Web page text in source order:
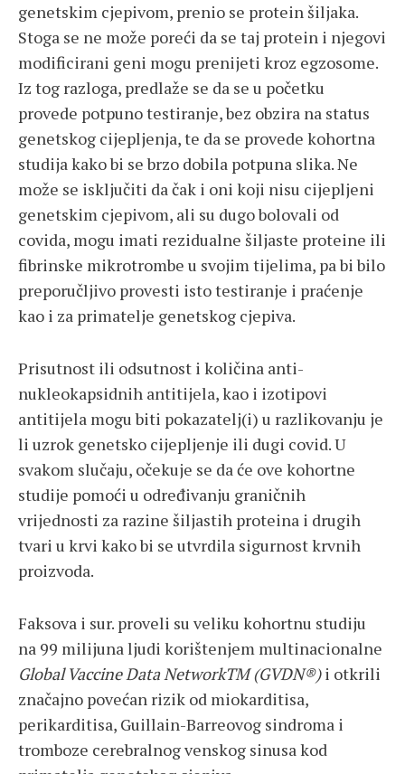
genetskim cjepivom, prenio se protein šiljaka.
Stoga se ne može poreći da se taj protein i njegovi
modificirani geni mogu prenijeti kroz egzosome.
Iz tog razloga, predlaže se da se u početku
provede potpuno testiranje, bez obzira na status
genetskog cijepljenja, te da se provede kohortna
studija kako bi se brzo dobila potpuna slika. Ne
može se isključiti da čak i oni koji nisu cijepljeni
genetskim cjepivom, ali su dugo bolovali od
covida, mogu imati rezidualne šiljaste proteine ​​ili
fibrinske mikrotrombe u svojim tijelima, pa bi bilo
preporučljivo provesti isto testiranje i praćenje
kao i za primatelje genetskog cjepiva.
Prisutnost ili odsutnost i količina anti-
nukleokapsidnih antitijela, kao i izotipovi
antitijela mogu biti pokazatelj(i) u razlikovanju je
li uzrok genetsko cijepljenje ili dugi covid. U
svakom slučaju, očekuje se da će ove kohortne
studije pomoći u određivanju graničnih
vrijednosti za razine šiljastih proteina i drugih
tvari u krvi kako bi se utvrdila sigurnost krvnih
proizvoda.
Faksova i sur. proveli su veliku kohortnu studiju
na 99 milijuna ljudi korištenjem multinacionalne
Global Vaccine Data NetworkTM (GVDN®)i otkrili
značajno povećan rizik od miokarditisa,
perikarditisa, Guillain-Barreovog sindroma i
tromboze cerebralnog venskog sinusa kod